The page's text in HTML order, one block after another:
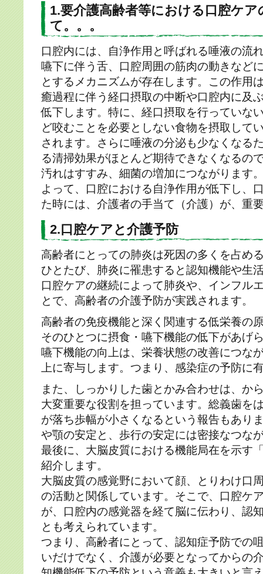
1.要介護高齢者等における口腔ケ
て。。。
口腔内には、自浄作用と呼ばれる唾液の流
嚥下に伴う舌、口腔周囲の筋肉の動きなど
とするメカニズムが存在します。この作用
癒過程に伴う経口摂取の中断や口腔内に及
低下します。特に、経口摂取を行っていな
ど咬むことを必要としない食物を摂取して
されます。さらに唾液の分泌も少なくなる
る清掃効果がほとんど期待できなくなるの
汚れはすすみ、細菌の増加につながります
よって、口腔における自浄作用が低下し、
た時には、介護者の手当て（介護）が、重
2.口腔ケアと介護予防
高齢者にとっての肺炎は死因の多くを占め
ひとたび、肺炎に罹患すると認知機能や生
口腔ケアの継続によって肺炎や、インフル
とで、高齢者の介護予防が実践されます。
高齢者の免疫機能と深く関連する低栄養の
そのひとつに摂食・嚥下機能の低下があげ
嚥下機能の向上は、栄養状態の改善につな
上に寄与します。つまり、感染症の予防に
また、しっかりした歯とかみ合わせは、か
大変重要な役割を担っています。総義歯を
が落ち歩幅が小さくなるという報告もあり
や顎の安定と、歩行の安定には密接なつな
最後に、大脳皮質における機能局在を示す
紹介します。
大脳皮質の感覚野において顔、とりわけ口
の活動と関係しています。そこで、口腔ケ
が、口腔内の感覚器を経て脳に伝わり、認
とも考えられています。
つまり、高齢者にとって、認知症予防での
いだけでなく、介護が必要となってからの